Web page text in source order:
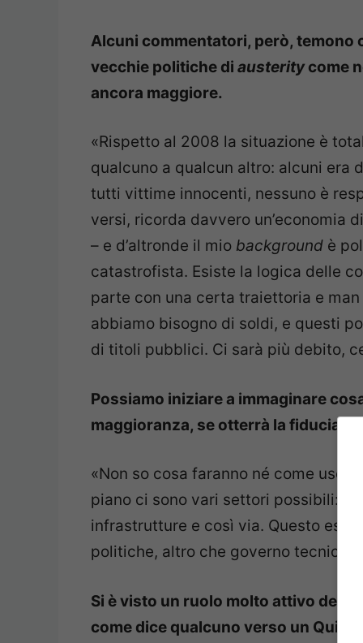
Alcuni commentatori, però, temono
vecchie politiche di austerity come
ancora maggiore.
«Rispetto al 2008 la situazione è
qualcuno a qualcun altro: alcuni era
tutti vittime innocenti, nessuno è
versi, ricorda davvero un’economia
– e d’altronde il mio background è
catastrofista. Esiste la logica delle
parte con una certa traiettoria e
abbiamo bisogno di soldi, e questi
di titoli pubblici. Ci sarà più debito,
Possiamo iniziare a immaginare
maggioranza, se otterrà la fiducia?
«Non so cosa faranno né come
piano ci sono vari settori possibili:
infrastrutture e così via. Questo
politiche, altro che governo tecnico».
Si è visto un ruolo molto attivo del
come dice qualcuno verso un